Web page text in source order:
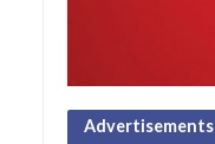
Advertisements